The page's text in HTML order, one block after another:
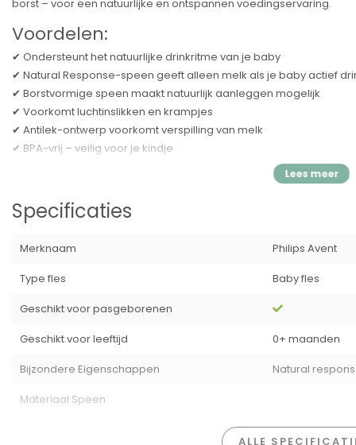
borst – voor een natuurlijke en ontspannen voedingservaring.
Voordelen:
✔ Ondersteunt het natuurlijke drinkritme van je baby
✔ Natural Response-speen geeft alleen melk als je baby actief
✔ Borstvormige speen maakt natuurlijk aanleggen mogelijk
✔ Voorkomt luchtinslikken en krampjes
✔ Antilek-ontwerp voorkomt verspilling van melk
✔ BPA-vrij – veilig voor je kindje
✔ Compatibel met het hele Philips Avent-assortiment
✔ Inclusief flessenborstel voor hygiënische reiniging
1x Philips Avent Natural Response babyfles 125 ml
1x Philips Avent Natural Response babyfles 330 ml
1x Flessenborstel
Specificaties:
Serie: Natural Response
EAN / Barcode:
Specificaties
Merknaam
Philips Avent
Type fles
Baby fles
Geschikt voor pasgeborenen
Geschikt voor leeftijd
0+ maanden
Bijzondere Eigenschappen
Natural
Materiaal Speen
ALLE